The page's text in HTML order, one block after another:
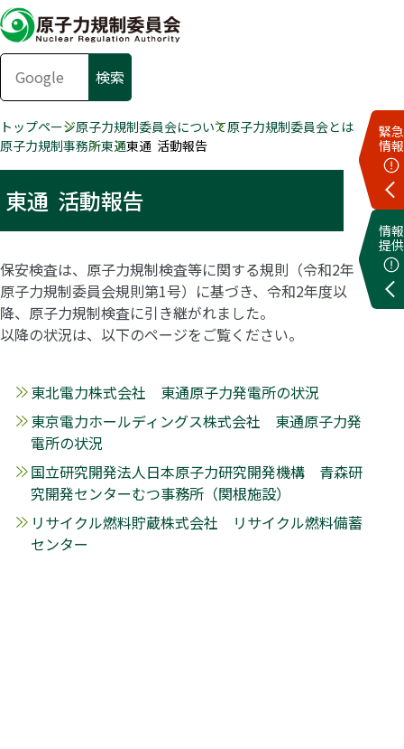
緊急
情報
情報
提供
トップページ原子力規制委員会について原子力規制委員会とは
原子力規制事務所東通東通 活動報告
東通 活動報告
保安検査は、原子力規制検査等に関する規則（令和2年
原子力規制委員会規則第1号）に基づき、令和2年度以
降、原子力規制検査に引き継がれました。
以降の状況は、以下のページをご覧ください。
東北電力株式会社 東通原子力発電所の状況
東京電力ホールディングス株式会社 東通原子力発
電所の状況
国立研究開発法人日本原子力研究開発機構 青森研
究開発センターむつ事務所（関根施設）
リサイクル燃料貯蔵株式会社 リサイクル燃料備蓄
センター